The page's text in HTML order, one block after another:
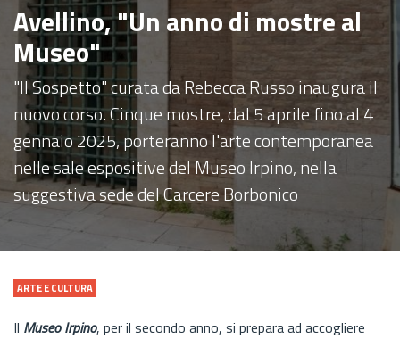
Avellino, "Un anno di mostre al
Museo"
"Il Sospetto" curata da Rebecca Russo inaugura il
nuovo corso. Cinque mostre, dal 5 aprile fino al 4
gennaio 2025, porteranno l'arte contemporanea
nelle sale espositive del Museo Irpino, nella
suggestiva sede del Carcere Borbonico
ARTE E CULTURA
Il Museo Irpino, per il secondo anno, si prepara ad accogliere